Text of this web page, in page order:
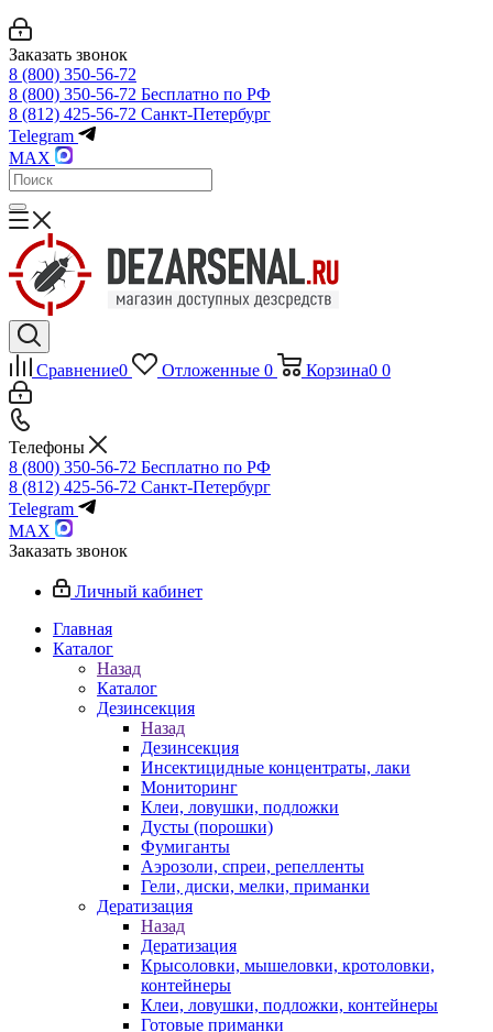
Заказать звонок
8 (800) 350-56-72
8 (800) 350-56-72 Бесплатно по РФ
8 (812) 425-56-72 Санкт-Петербург
Telegram
MAX
Сравнение0 Отложенные 0 Корзина0 0
Телефоны
8 (800) 350-56-72 Бесплатно по РФ
8 (812) 425-56-72 Санкт-Петербург
Telegram
MAX
Заказать звонок
Личный кабинет
Главная
Каталог
Назад
Каталог
Дезинсекция
Назад
Дезинсекция
Инсектицидные концентраты, лаки
Мониторинг
Клеи, ловушки, подложки
Дусты (порошки)
Фумиганты
Аэрозоли, спреи, репелленты
Гели, диски, мелки, приманки
Дератизация
Назад
Дератизация
Крысоловки, мышеловки, кротоловки,
контейнеры
Клеи, ловушки, подложки, контейнеры
Готовые приманки